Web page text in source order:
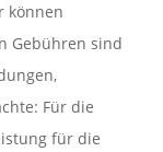
können
Gebühren sind
Für die
für die